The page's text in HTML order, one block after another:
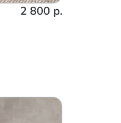
2 800 р.